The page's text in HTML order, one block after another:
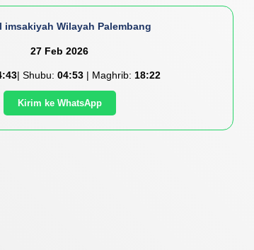
imsakiyah Wilayah Palembang
27 Feb 2026
| Shubu: 04:53 | Maghrib: 18:22
Kirim ke WhatsApp